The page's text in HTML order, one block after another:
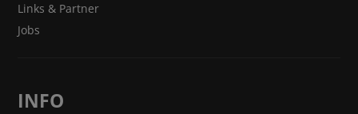
Links & Partner
Jobs
INFO